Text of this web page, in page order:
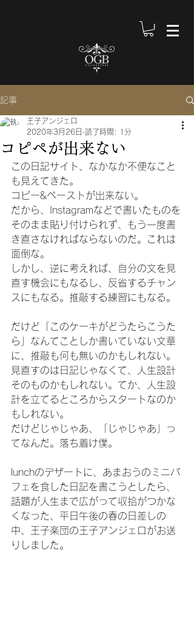
記事
コピペが出来ない
王子アンジェロ
2020年3月26日 読了時間: 1分
この日記サイト、なかなか不便なこと
も見えてきた。
コピー&ペーストが出来ない。
だから、Instagramなどで書いたものを
そのまま貼り付けられず、もう一度書
き直さなければならないのだ。これは
面倒な。
しかし、逆に考えれば、自分の文を見
直す機会にもなるし、反省するチャン
スにもなる。推敲する練習にもなる。
だけど「このケーキがどうたらこうた
ら」なんてことしか書いていない文章
に、推敲も何も無いのかもしれない。
見直すのは日記じゃなくて、人生設計
そのものかもしれない。てか、人生設
計を立てるところからスタートなのか
もしれない。
だけどじゃじゃあ、「じゃじゃあ」っ
てなんだ。落ち着け僕。
lunchのデザートに、あまおうのミニパ
フェを食した日記を書こうとしたら、
話題が人生まで広がって収拾がつかな
くなった、平日午後の春の日差しの
中、王子楽団の王子アンジェロがお送
りしました。